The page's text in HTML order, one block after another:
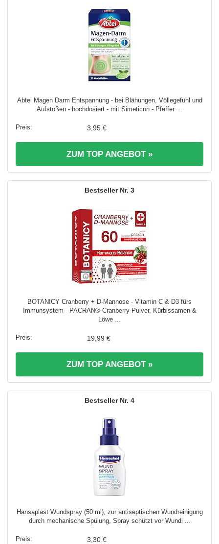
Abtei Magen Darm Entspannung - bei Blähungen, Völlegefühl und
Aufstoßen - hochdosiert - mit Simeticon - Pfeffer ...
3,95 €
ZUM TOP ANGEBOT »
3
BOTANICY Cranberry + D-Mannose - Vitamin C & D3 fürs
Immunsystem - PACRAN® Cranberry-Pulver, Kürbissamen &
Löwe ...
19,99 €
ZUM TOP ANGEBOT »
4
Hansaplast Wundspray (50 ml), zur antiseptischen Wundreinigung
durch mechanische Spülung, Spray schützt vor Wundi ...
3,30 €